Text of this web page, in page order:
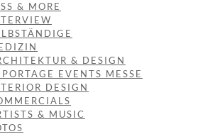
& MORE
& DESIGN
EVENTS MESSE
DESIGN
& MUSIC